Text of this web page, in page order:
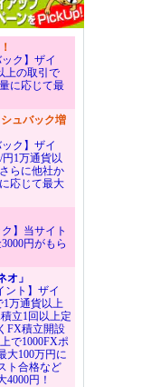
ック】ザイ
上の取引で
に応じて最
ュバック増
ック】ザイ
1万通貨以
らに他社か
応じて最大
】当サイト
円がもら
オ」
ント】ザイ
万通貨以上
立1回以上定
FX積立開設
で1000FXポ
大100万円に
ト合格など
円！